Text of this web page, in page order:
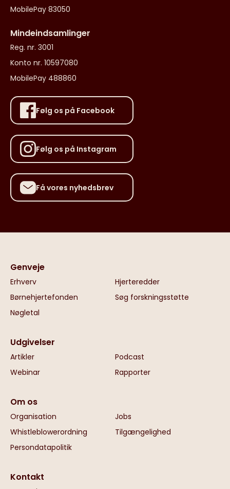
MobilePay 83050
Mindeindsamlinger
Reg. nr. 3001
Konto nr. 10597080
MobilePay 488860
Følg os på Facebook
Følg os på Instagram
Få vores nyhedsbrev
Genveje
Erhverv
Hjerteredder
Børnehjertefonden
Søg forskningsstøtte
Nøgletal
Udgivelser
Artikler
Podcast
Webinar
Rapporter
Om os
Organisation
Jobs
Whistleblowerordning
Tilgængelighed
Persondatapolitik
Kontakt